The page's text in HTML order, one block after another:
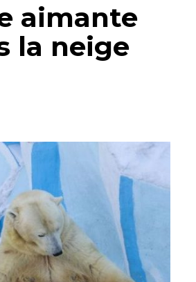
aimante
la neige